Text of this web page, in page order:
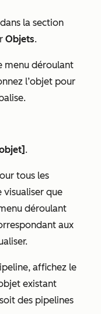
la section
Objets.
menu déroulant
l’objet pour
.
tous les
visualiser que
déroulant
aux
, affichez le
existant
des pipelines